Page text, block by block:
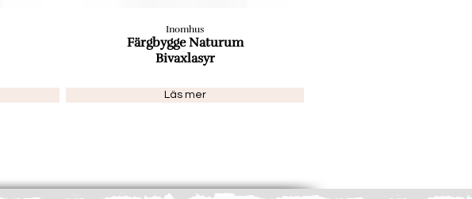
Inomhus
Färgbygge Naturum
Bivaxlasyr
Läs mer